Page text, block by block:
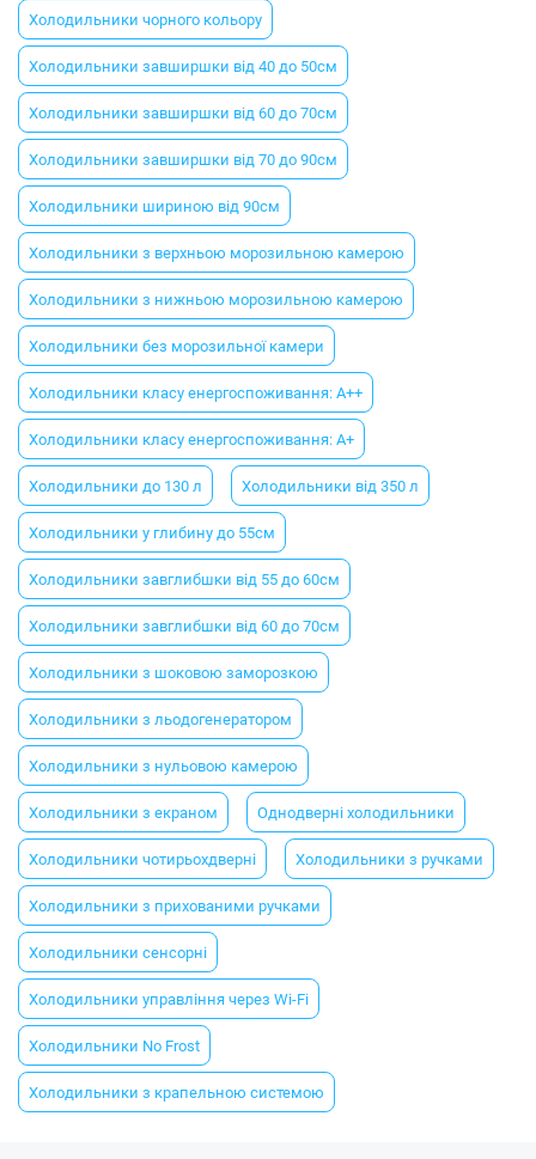
Холодильники чорного кольору
Холодильники завширшки від 40 до 50см
Холодильники завширшки від 60 до 70см
Холодильники завширшки від 70 до 90см
Холодильники шириною від 90см
Холодильники з верхньою морозильною камерою
Холодильники з нижньою морозильною камерою
Холодильники без морозильної камери
Холодильники класу енергоспоживання: A++
Холодильники класу енергоспоживання: A+
Холодильники до 130 л Холодильники від 350 л
Холодильники у глибину до 55см
Холодильники завглибшки від 55 до 60см
Холодильники завглибшки від 60 до 70см
Холодильники з шоковою заморозкою
Холодильники з льодогенератором
Холодильники з нульовою камерою
Холодильники з екраном Однодверні холодильники
Холодильники чотирьохдверні Холодильники з ручками
Холодильники з прихованими ручками
Холодильники сенсорні
Холодильники управління через Wi-Fi
Холодильники No Frost
Холодильники з крапельною системою